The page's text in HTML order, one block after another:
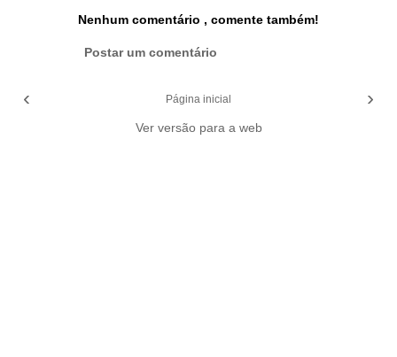
Nenhum comentário , comente também!
Postar um comentário
‹ ›
Página inicial
Ver versão para a web